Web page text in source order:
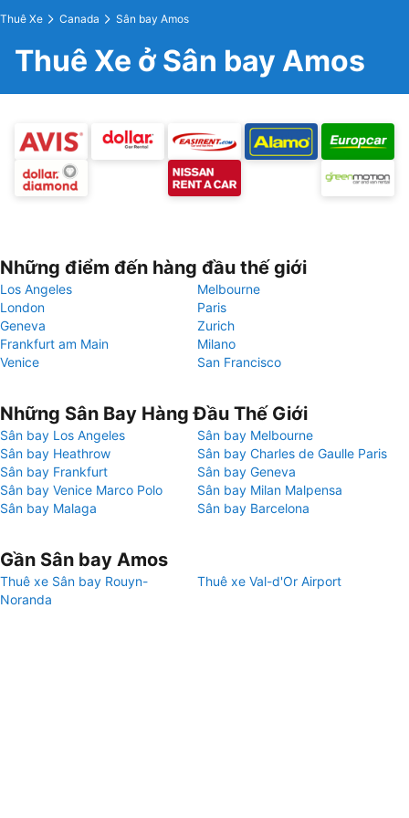
Thuê Xe Canada Sân bay Amos
Thuê Xe ở Sân bay Amos
Những điểm đến hàng đầu thế giới
Los Angeles
Melbourne
London
Paris
Geneva
Zurich
Frankfurt am Main
Milano
Venice
San Francisco
Những Sân Bay Hàng Đầu Thế Giới
Sân bay Los Angeles
Sân bay Melbourne
Sân bay Heathrow
Sân bay Charles de Gaulle Paris
Sân bay Frankfurt
Sân bay Geneva
Sân bay Venice Marco Polo
Sân bay Milan Malpensa
Sân bay Malaga
Sân bay Barcelona
Gần Sân bay Amos
Thuê xe Sân bay Rouyn-
Noranda
Thuê xe Val-d'Or Airport